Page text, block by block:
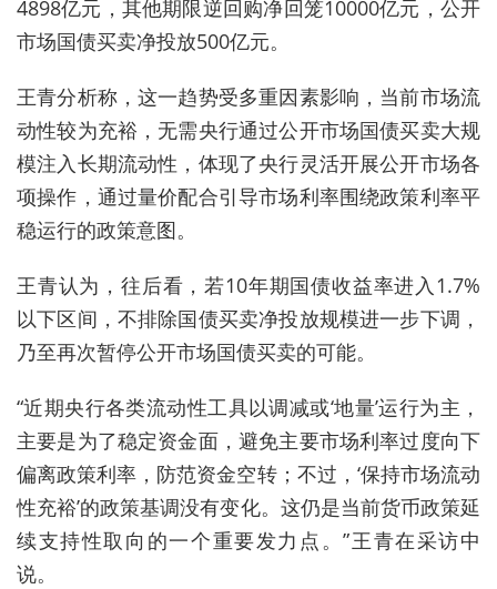
4898亿元，其他期限逆回购净回笼10000亿元，公开
市场国债买卖净投放500亿元。
王青分析称，这一趋势受多重因素影响，当前市场流
动性较为充裕，无需央行通过公开市场国债买卖大规
模注入长期流动性，体现了央行灵活开展公开市场各
项操作，通过量价配合引导市场利率围绕政策利率平
稳运行的政策意图。
王青认为，往后看，若10年期国债收益率进入1.7%
以下区间，不排除国债买卖净投放规模进一步下调，
乃至再次暂停公开市场国债买卖的可能。
“近期央行各类流动性工具以调减或‘地量’运行为主，
主要是为了稳定资金面，避免主要市场利率过度向下
偏离政策利率，防范资金空转；不过，‘保持市场流动
性充裕’的政策基调没有变化。这仍是当前货币政策延
续支持性取向的一个重要发力点。”王青在采访中
说。